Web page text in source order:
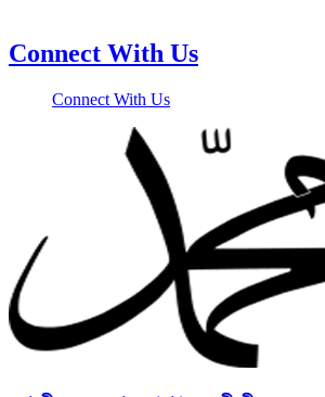
Connect With Us
Connect With Us